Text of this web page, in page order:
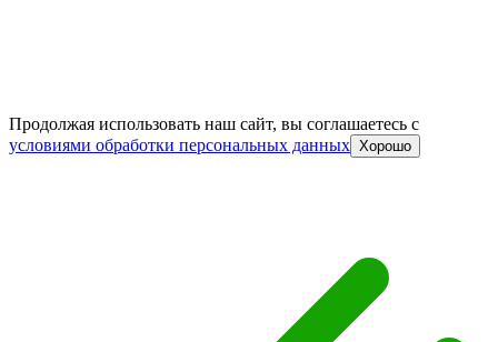
Продолжая использовать наш сайт, вы соглашаетесь c
условиями обработки персональных данных Хорошо